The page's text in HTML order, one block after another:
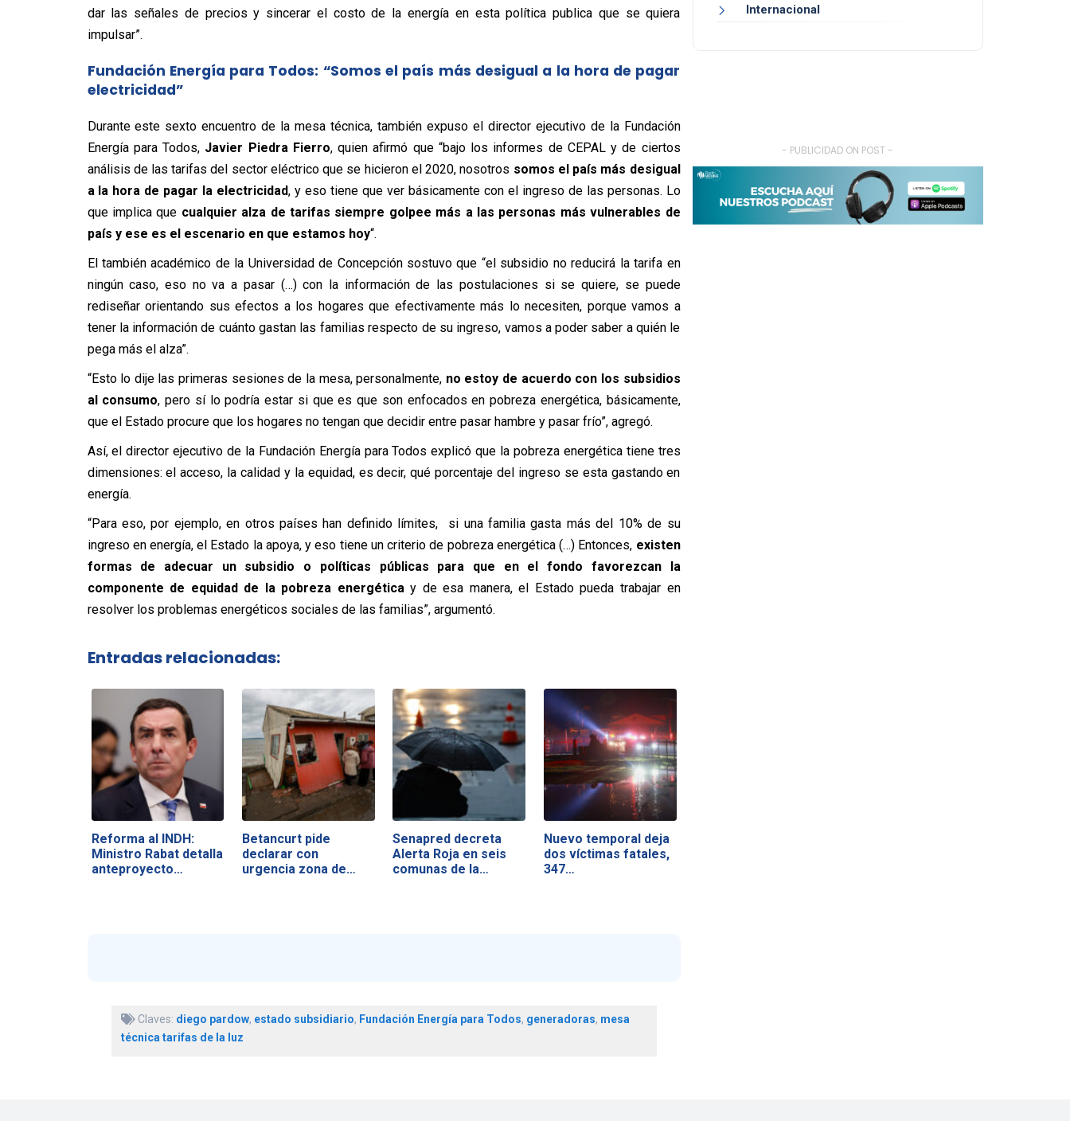
dar las señales de precios y sincerar el costo de la energía en esta política publica que se quiera
impulsar”.
Fundación Energía para Todos: “Somos el país más desigual a la hora de pagar
electricidad”
Durante este sexto encuentro de la mesa técnica, también expuso el director ejecutivo de la Fundación
Energía para Todos, Javier Piedra Fierro, quien afirmó que “bajo los informes de CEPAL y de ciertos
análisis de las tarifas del sector eléctrico que se hicieron el 2020, nosotros somos el país más desigual
a la hora de pagar la electricidad, y eso tiene que ver básicamente con el ingreso de las personas. Lo
que implica que cualquier alza de tarifas siempre golpee más a las personas más vulnerables de
país y ese es el escenario en que estamos hoy“.
El también académico de la Universidad de Concepción sostuvo que “el subsidio no reducirá la tarifa en
ningún caso, eso no va a pasar (…) con la información de las postulaciones si se quiere, se puede
rediseñar orientando sus efectos a los hogares que efectivamente más lo necesiten, porque vamos a
tener la información de cuánto gastan las familias respecto de su ingreso, vamos a poder saber a quién le
pega más el alza”.
“Esto lo dije las primeras sesiones de la mesa, personalmente, no estoy de acuerdo con los subsidios
al consumo, pero sí lo podría estar si que es que son enfocados en pobreza energética, básicamente,
que el Estado procure que los hogares no tengan que decidir entre pasar hambre y pasar frío”, agregó.
Así, el director ejecutivo de la Fundación Energía para Todos explicó que la pobreza energética tiene tres
dimensiones: el acceso, la calidad y la equidad, es decir, qué porcentaje del ingreso se esta gastando en
energía.
“Para eso, por ejemplo, en otros países han definido límites, si una familia gasta más del 10% de su
ingreso en energía, el Estado la apoya, y eso tiene un criterio de pobreza energética (…) Entonces, existen
formas de adecuar un subsidio o políticas públicas para que en el fondo favorezcan la
componente de equidad de la pobreza energéticay de esa manera, el Estado pueda trabajar en
resolver los problemas energéticos sociales de las familias”, argumentó.
Entradas relacionadas:
Reforma al INDH:
Ministro Rabat detalla
anteproyecto…
Betancurt pide
declarar con
urgencia zona de…
Senapred decreta
Alerta Roja en seis
comunas de la…
Nuevo temporal deja
dos víctimas fatales,
347…
Claves: diego pardow, estado subsidiario, Fundación Energía para Todos, generadoras, mesa
técnica tarifas de la luz
Internacional
- PUBLICIDAD ON POST -